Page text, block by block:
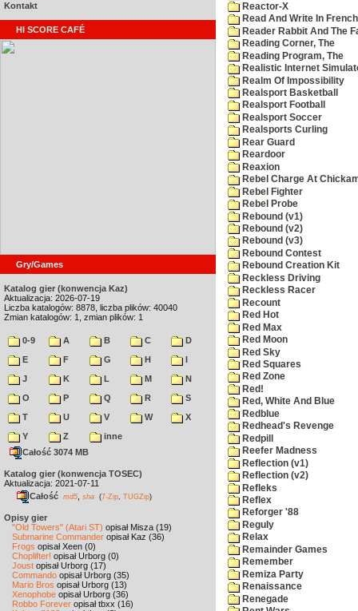
Kontakt
HI SCORE CAFÉ
Gry/Games
Katalog gier (konwencja Kaz)
Aktualizacja: 2026-07-19
Liczba katalogów: 8878, liczba plików: 40040
Zmian katalogów: 1, zmian plików: 1
0-9 A B C
D
E
F G H
I
J
K L M
N
O
P Q R
S
T
U V W
X
Y
Z
inne
Całość 3074 MB
Katalog gier (konwencja TOSEC)
Aktualizacja: 2021-07-11
Całość md5 sha (7-Zip TUGZip)
Opisy gier
"Old Towers" (Atari ST) opisał Misza (19)
Submarine Commander opisał Kaz (36)
Frogs opisał Xeen (0)
Choplifter! opisał Urborg (0)
Joust opisał Urborg (17)
Commando opisał Urborg (35)
Mario Bros opisał Urborg (13)
Xenophobe opisał Urborg (36)
Robbo Forever opisał tbxx (16)
Reactor-X
Read And Write In
Reader Rabbit And The
Reading Corner, The
Reading Program, The
Realistic Internet
Realm Of Impossibility
Realsport Basketball
Realsport Football
Realsport Soccer
Realsports Curling
Rear Guard
Reardoor
Reaxion
Rebel Charge At
Rebel Fighter
Rebel Probe
Rebound (v1)
Rebound (v2)
Rebound (v3)
Rebound Contest
Rebound Creation Kit
Reckless Driving
Reckless Racer
Recount
Red Hot
Red Max
Red Moon
Red Sky
Red Squares
Red Zone
Red!
Red, White And Blue
Redblue
Redhead's Revenge
Redpill
Reefer Madness
Reflection (v1)
Reflection (v2)
Refleks
Reflex
Reforger '88
Reguly
Relax
Remainder Games
Remember
Remiza Party
Renaissance
Renegade